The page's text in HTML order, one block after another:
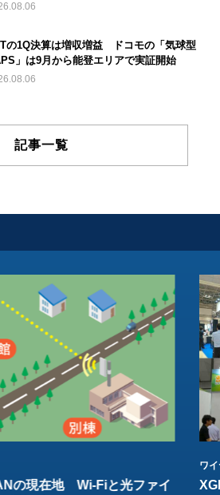
の1Q決算は増収増益 ドコモの「気球型
」は9月から能登エリアで実証開始
記事一覧
の現在地 Wi-Fiと光ファイ
ワ